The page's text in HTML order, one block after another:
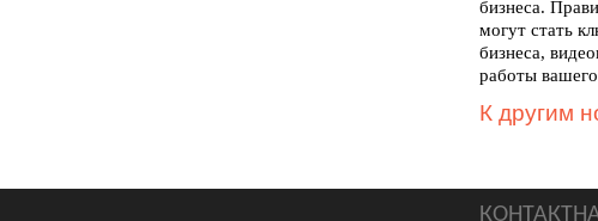
бизнеса.
могут стать
бизнеса,
работы
К другим